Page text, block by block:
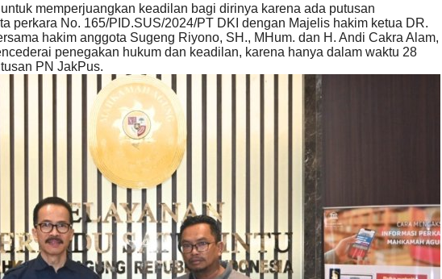
memperjuangkan keadilan bagi dirinya karena ada putusan
perkara No. 165/PID.SUS/2024/PT DKI dengan Majelis hakim ketua DR.
hakim anggota Sugeng Riyono, SH., MHum. dan H. Andi Cakra Alam,
penegakan hukum dan keadilan, karena hanya dalam waktu 28
PN JakPus.